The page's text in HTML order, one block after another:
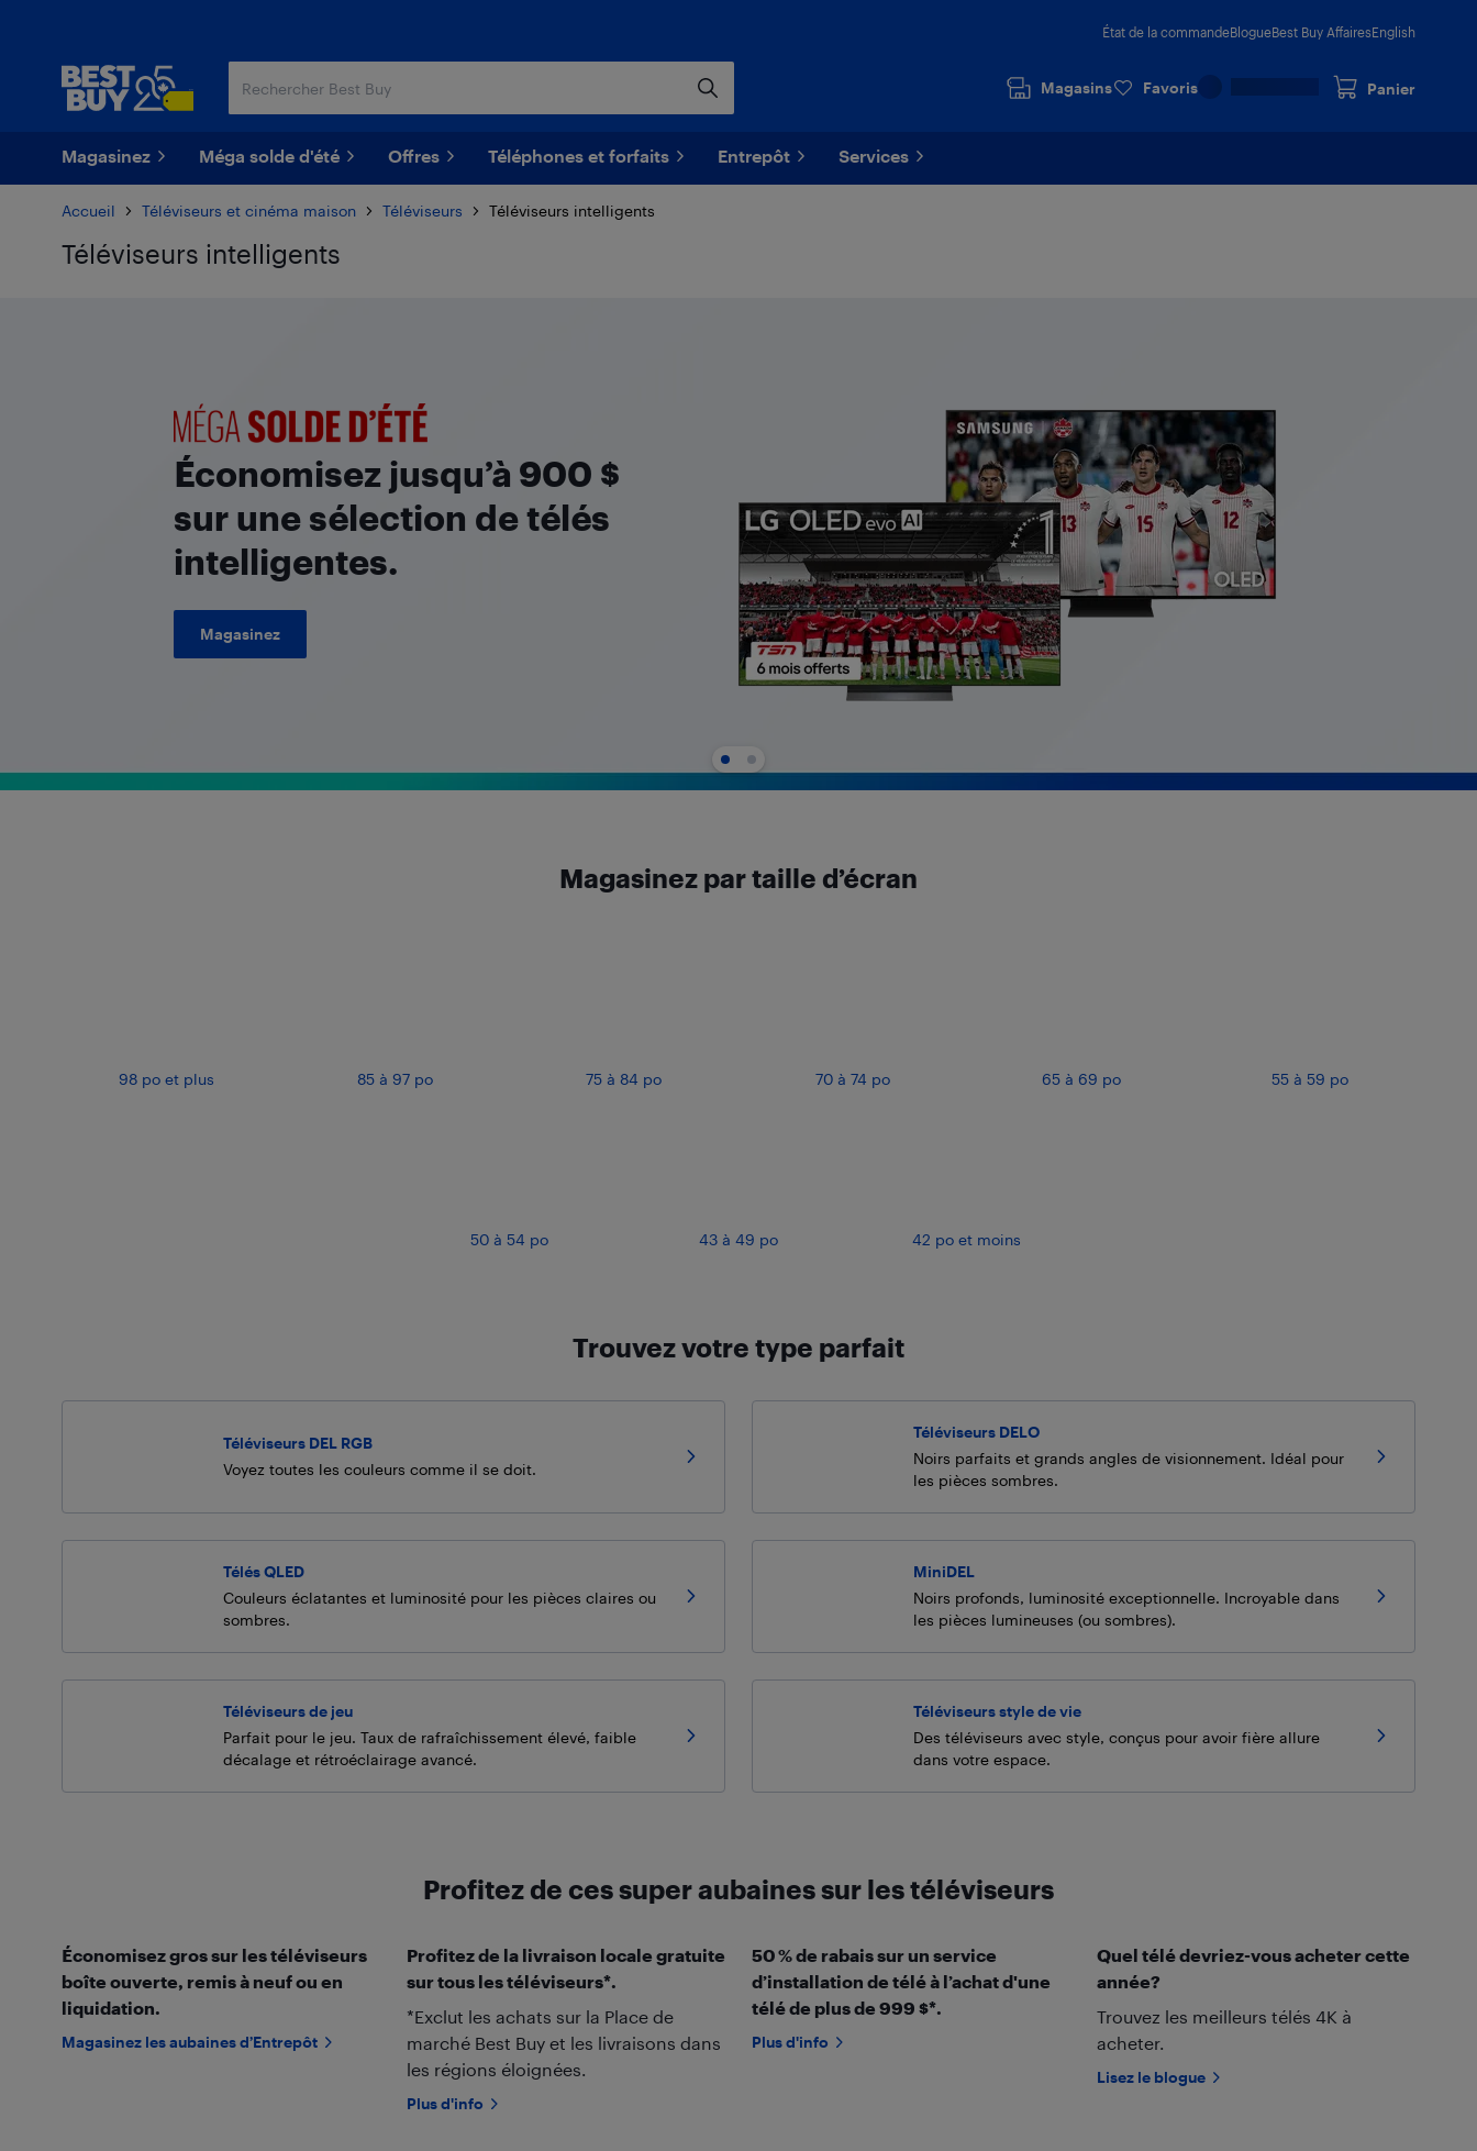
État de la commandeBlogueBest Buy AffairesEnglish
Magasins Favoris Panier
Magasinez Méga solde d'été Offres Téléphones et forfaits Entrepôt Services
Accueil Téléviseurs et cinéma maison Téléviseurs Téléviseurs intelligents
Téléviseurs intelligents
Méga solde d'été
Économisez jusqu’à 900 $
sur une sélection de télés
intelligentes.
Magasinez
Magasinez par taille d’écran
98 po et plus 85 à 97 po 75 à 84 po 70 à 74 po 65 à 69 po 55 à 59 po
50 à 54 po 43 à 49 po 42 po et moins
Trouvez votre type parfait
Téléviseurs DEL RGB
Voyez toutes les couleurs comme il se doit.
Téléviseurs DELO
Noirs parfaits et grands angles de visionnement. Idéal pour
les pièces sombres.
Télés QLED
Couleurs éclatantes et luminosité pour les pièces claires ou
sombres.
MiniDEL
Noirs profonds, luminosité exceptionnelle. Incroyable dans
les pièces lumineuses (ou sombres).
Téléviseurs de jeu
Parfait pour le jeu. Taux de rafraîchissement élevé, faible
décalage et rétroéclairage avancé.
Téléviseurs style de vie
Des téléviseurs avec style, conçus pour avoir fière allure
dans votre espace.
Profitez de ces super aubaines sur les téléviseurs
Économisez gros sur les téléviseurs
boîte ouverte, remis à neuf ou en
liquidation.
Magasinez les aubaines d’Entrepôt
Profitez de la livraison locale gratuite
sur tous les téléviseurs*.
*Exclut les achats sur la Place de
marché Best Buy et les livraisons dans
les régions éloignées.
Plus d'info
50 % de rabais sur un service
d’installation de télé à l’achat d'une
télé de plus de 999 $*.
Plus d'info
Quel télé devriez-vous acheter cette
année?
Trouvez les meilleurs télés 4K à
acheter.
Lisez le blogue